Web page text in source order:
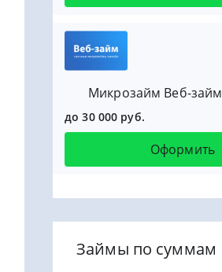
Микрозайм Веб-займ
до 30 000 руб.
Оформить
Займы по суммам